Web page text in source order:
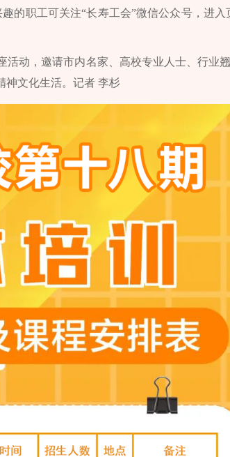
的职工可关注“长寿工会”微信公众号，进入
动，邀请市内名家、高校专业人士、行业
神文化生活。记者 李杉